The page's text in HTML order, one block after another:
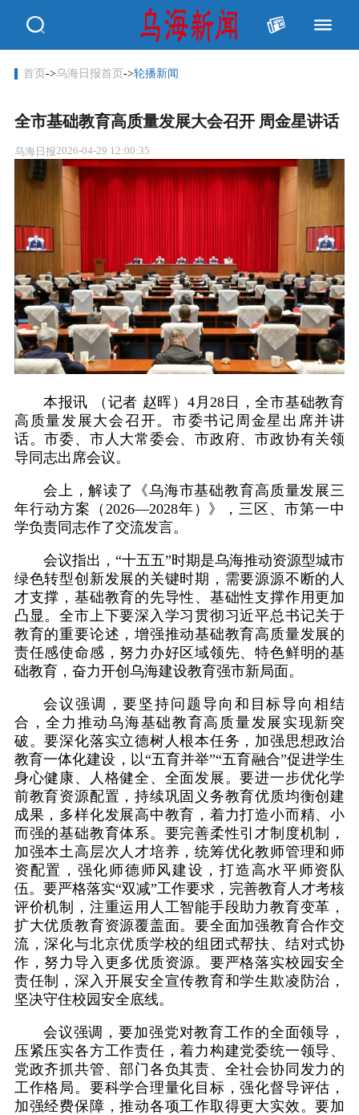
首页->乌海日报首页->轮播新闻
全市基础教育高质量发展大会召开 周金星讲话
乌海日报2026-04-29 12:00:35
本报讯 （记者 赵晖）4月28日，全市基础教育
高质量发展大会召开。市委书记周金星出席并讲
话。市委、市人大常委会、市政府、市政协有关领
导同志出席会议。
会上，解读了《乌海市基础教育高质量发展三
年行动方案（2026—2028年）》，三区、市第一中
学负责同志作了交流发言。
会议指出，“十五五”时期是乌海推动资源型城市
绿色转型创新发展的关键时期，需要源源不断的人
才支撑，基础教育的先导性、基础性支撑作用更加
凸显。全市上下要深入学习贯彻习近平总书记关于
教育的重要论述，增强推动基础教育高质量发展的
责任感使命感，努力办好区域领先、特色鲜明的基
础教育，奋力开创乌海建设教育强市新局面。
会议强调，要坚持问题导向和目标导向相结
合，全力推动乌海基础教育高质量发展实现新突
破。要深化落实立德树人根本任务，加强思想政治
教育一体化建设，以“五育并举”“五育融合”促进学生
身心健康、人格健全、全面发展。要进一步优化学
前教育资源配置，持续巩固义务教育优质均衡创建
成果，多样化发展高中教育，着力打造小而精、小
而强的基础教育体系。要完善柔性引才制度机制，
加强本土高层次人才培养，统筹优化教师管理和师
资配置，强化师德师风建设，打造高水平师资队
伍。要严格落实“双减”工作要求，完善教育人才考核
评价机制，注重运用人工智能手段助力教育变革，
扩大优质教育资源覆盖面。要全面加强教育合作交
流，深化与北京优质学校的组团式帮扶、结对式协
作，努力导入更多优质资源。要严格落实校园安全
责任制，深入开展安全宣传教育和学生欺凌防治，
坚决守住校园安全底线。
会议强调，要加强党对教育工作的全面领导，
压紧压实各方工作责任，着力构建党委统一领导、
党政齐抓共管、部门各负其责、全社会协同发力的
工作格局。要科学合理量化目标，强化督导评估，
加强经费保障，推动各项工作取得更大实效。要加